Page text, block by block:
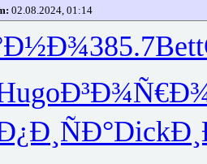
02.08.2024, 01:14
385.7Bett
Dick